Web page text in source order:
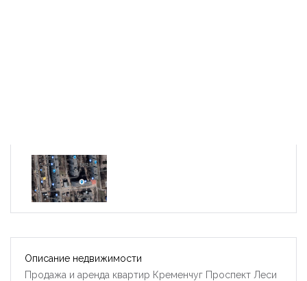
Описание недвижимости
Продажа и аренда квартир Кременчуг Проспект Леси